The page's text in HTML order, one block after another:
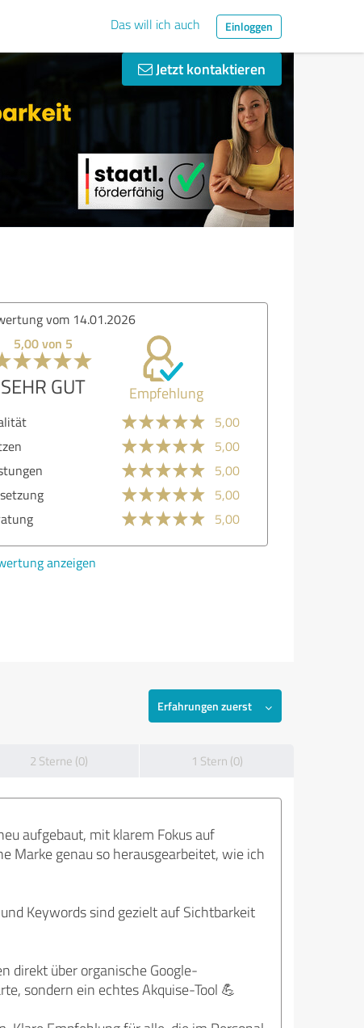
Das will ich auch Einloggen
Jetzt kontaktieren
vom 14.01.2026
5,00 von 5
SEHR GUT Empfehlung
5,00
5,00
5,00
5,00
5,00
anzeigen
Erfahrungen zuerst
2 Sterne (0) 1 Stern (0)
aufgebaut, mit klarem Fokus auf
Marke genau so herausgearbeitet, wie ich
Keywords sind gezielt auf Sichtbarkeit
direkt über organische Google-
sondern ein echtes Akquise-Tool 💪